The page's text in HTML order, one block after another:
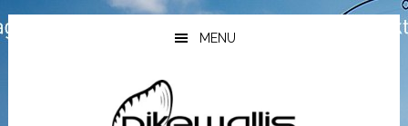
Hopp
til
Hopp
til
Hopp
til
MENU